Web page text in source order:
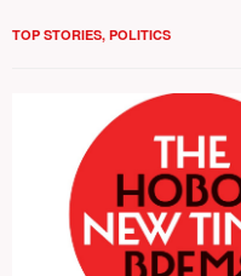
TOP STORIES, POLITICS